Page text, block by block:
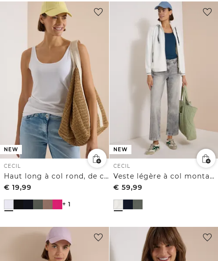
NEW
CECIL
Haut long à col rond, de couleur unie
€ 19,99
+ 1
NEW
CECIL
Veste légère à col montant et fermeture zip
€ 59,99